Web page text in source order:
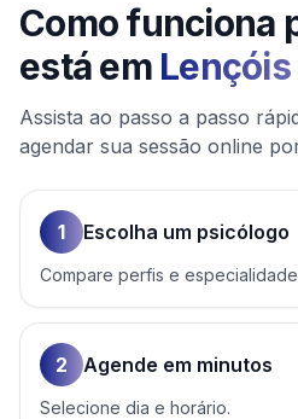
Como funciona
está em Lençóis
Assista ao passo a passo
agendar sua sessão online
1 Escolha um psicólogo
Compare perfis e
2 Agende em minutos
Selecione dia e horário.